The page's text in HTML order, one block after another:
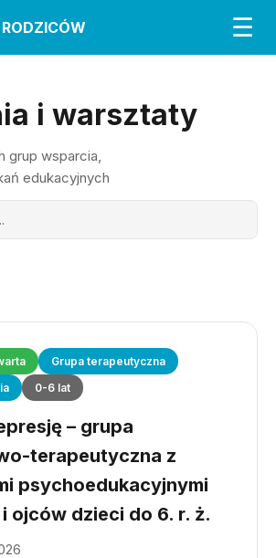
☰
i warsztaty
grup wsparcia,
edukacyjnych
Grupa terapeutyczna
0-6 lat
– grupa
terapeutyczna z
psychoedukacyjnymi
ojców dzieci do 6. r. ż.